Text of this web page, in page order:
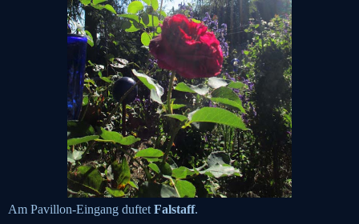
Am Pavillon-Eingang duftet Falstaff.